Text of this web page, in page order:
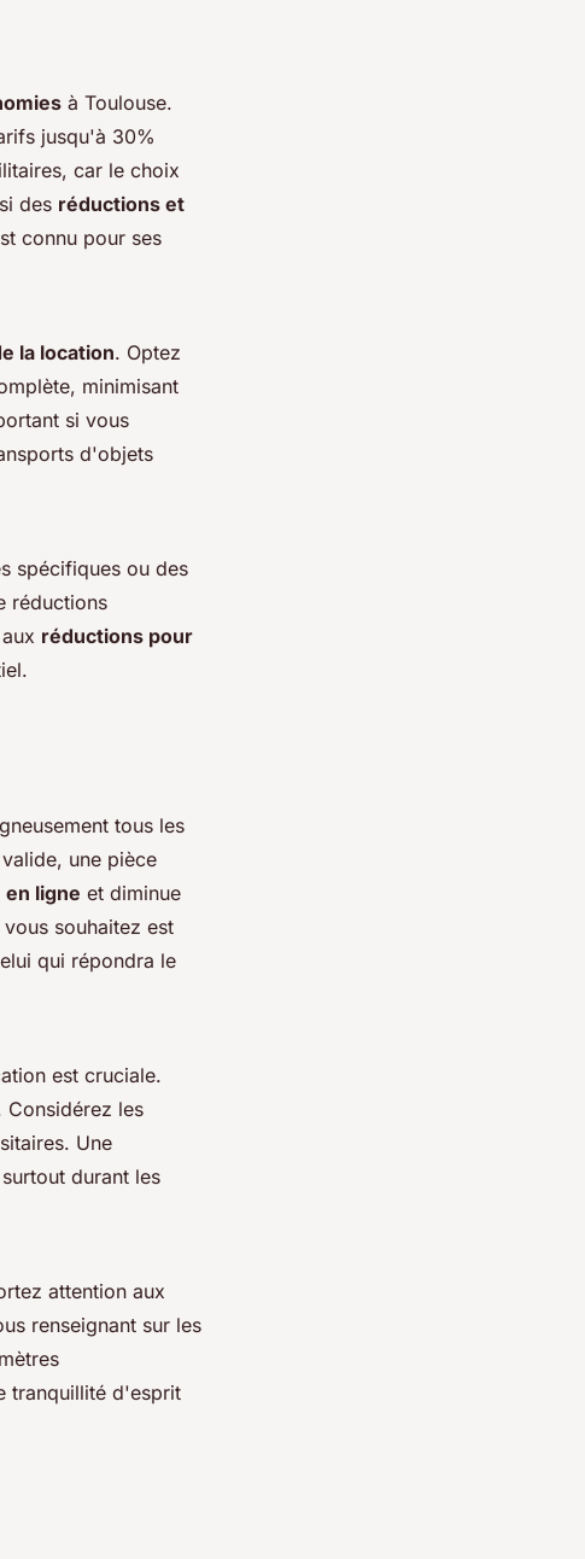
à Toulouse.
jusqu'à 30%
car le choix
des réductions et
connu pour ses
la location. Optez
minimisant
si vous
d'objets
spécifiques ou des
réductions
réductions pour
tous les
une pièce
ligne et diminue
souhaitez est
qui répondra le
est cruciale.
Considérez les
Une
durant les
attention aux
renseignant sur les
tranquillité d'esprit